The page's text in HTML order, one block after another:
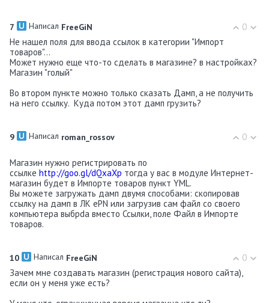
0
7 Написал FreeGiN
Не нашел поля для ввода ссылок в категории "Импорт
товаров"...
Может нужно еще что-то сделать в магазине? в настройках?
Магазин "голый"
Во втором пункте можно только сказать Дамп, а не получить
на него ссылку. Куда потом этот дамп грузить?
0
9 Написал roman_rossov
Магазин нужно регистрировать по
ссылке http://goo.gl/dQxaXp тогда у вас в модуле Интернет-
магазин будет в Импорте товаров пункт YML.
Вы можете загружать дамп двумя способами: скопировав
ссылку на дамп в ЛК ePN или загрузив сам файл со своего
компьютера выбрdа вместо Ссылки, поле Файл в Импорте
товаров.
0
10 Написал FreeGiN
Зачем мне создавать магазин (регистрация нового сайта),
если он у меня уже есть?